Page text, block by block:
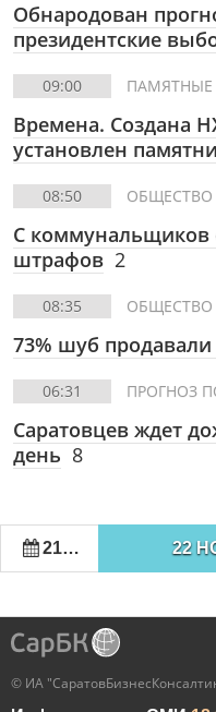
Обнародован
президентские
09:00 ПАМЯТНЫЕ
Времена. Создана
установлен
08:50 ОБЩЕСТВО
С коммунальщиков
штрафов 2
08:35 ОБЩЕСТВО
73% шуб
06:31 ПРОГНОЗ
Саратовцев ждет
день 8
21 НОЯБРЯ 2017 22
© ИА